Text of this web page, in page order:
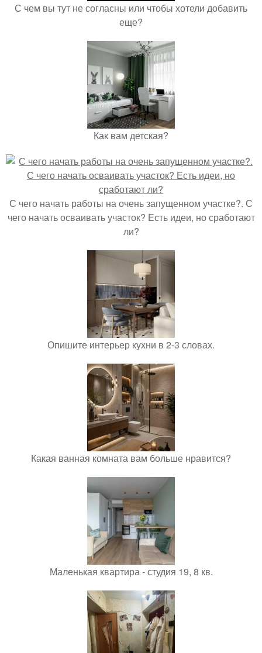
С чем вы тут не согласны или чтобы хотели добавить
еще?
Как вам детская?
С чего начать работы на очень запущенном участке?. С
чего начать осваивать участок? Есть идеи, но сработают
ли?
Опишите интерьер кухни в 2-3 словах.
Какая ванная комната вам больше нравится?
Маленькая квартира - студия 19, 8 кв.